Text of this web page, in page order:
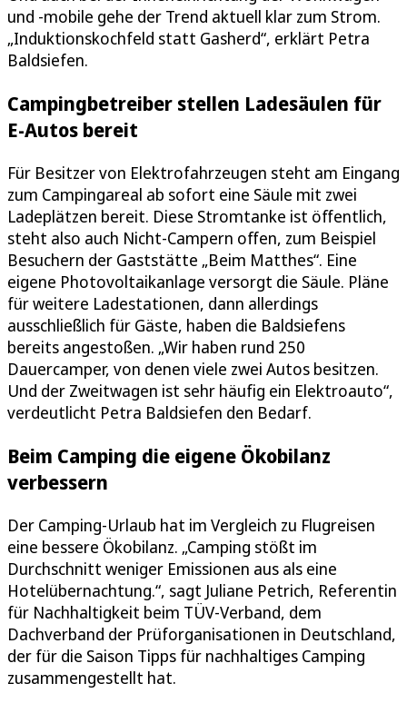
und -mobile gehe der Trend aktuell klar zum Strom.
„Induktionskochfeld statt Gasherd“, erklärt Petra
Baldsiefen.
Campingbetreiber stellen Ladesäulen für
E-Autos bereit
Für Besitzer von Elektrofahrzeugen steht am Eingang
zum Campingareal ab sofort eine Säule mit zwei
Ladeplätzen bereit. Diese Stromtanke ist öffentlich,
steht also auch Nicht-Campern offen, zum Beispiel
Besuchern der Gaststätte „Beim Matthes“. Eine
eigene Photovoltaikanlage versorgt die Säule. Pläne
für weitere Ladestationen, dann allerdings
ausschließlich für Gäste, haben die Baldsiefens
bereits angestoßen. „Wir haben rund 250
Dauercamper, von denen viele zwei Autos besitzen.
Und der Zweitwagen ist sehr häufig ein Elektroauto“,
verdeutlicht Petra Baldsiefen den Bedarf.
Beim Camping die eigene Ökobilanz
verbessern
Der Camping-Urlaub hat im Vergleich zu Flugreisen
eine bessere Ökobilanz. „Camping stößt im
Durchschnitt weniger Emissionen aus als eine
Hotelübernachtung.“, sagt Juliane Petrich, Referentin
für Nachhaltigkeit beim TÜV-Verband, dem
Dachverband der Prüforganisationen in Deutschland,
der für die Saison Tipps für nachhaltiges Camping
zusammengestellt hat.